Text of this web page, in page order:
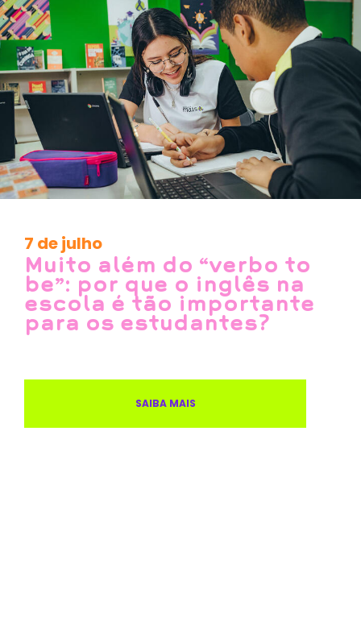
7 de julho
Muito além do “verbo to
be”: por que o inglês na
escola é tão importante
para os estudantes?
SAIBA MAIS